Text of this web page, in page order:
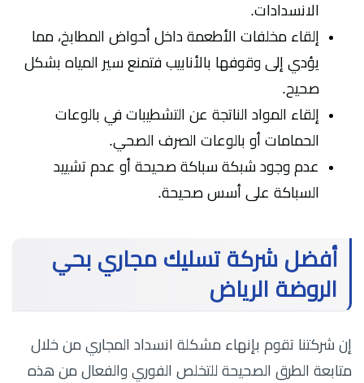
الانسدادات.
إلقاء مخلفات الأطعمة داخل أحواض المطابخ، مما
يؤدي إلى وقوفها بالأنابيب فتمنع سير المياه بشكل
صحيح.
إلقاء المواد الناتجة عن التشطيبات في بالوعات
الحمامات أو بالوعات الصرف الصحي.
عدم وجود شبكة سباكة صحيحة أو عدم تشييد
السباكة على أسس صحيحة.
أفضل شركة تسليك مجاري بحي
الروضة الرياض
إن شركتنا تقوم بإنهاء مشكلة انسداد المجاري من خلال
متابعة الطرق الصحيحة للتخلص الفوري والفعال من هذه